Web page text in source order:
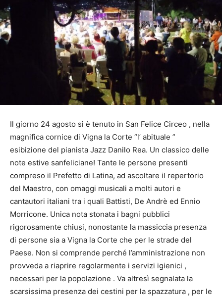
Il giorno 24 agosto si è tenuto in San Felice Circeo , nella
magnifica cornice di Vigna la Corte “l’ abituale ”
esibizione del pianista Jazz Danilo Rea. Un classico delle
note estive sanfeliciane! Tante le persone presenti
compreso il Prefetto di Latina, ad ascoltare il repertorio
del Maestro, con omaggi musicali a molti autori e
cantautori italiani tra i quali Battisti, De Andrè ed Ennio
Morricone. Unica nota stonata i bagni pubblici
rigorosamente chiusi, nonostante la massiccia presenza
di persone sia a Vigna la Corte che per le strade del
Paese. Non si comprende perché l’amministrazione non
provveda a riaprire regolarmente i servizi igienici ,
necessari per la popolazione . Va altresì segnalata la
scarsissima presenza dei cestini per la spazzatura , per le